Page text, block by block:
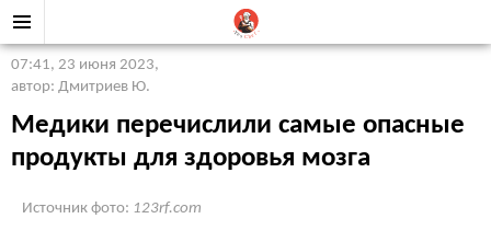
07:41, 23 июня 2023,
автор: Дмитриев Ю.
Медики перечислили самые опасные
продукты для здоровья мозга
Источник фото: 123rf.com